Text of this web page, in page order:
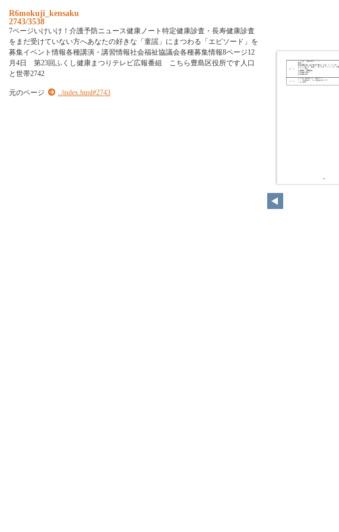
R6mokuji_kensaku
2743/3538
7ページいけいけ！介護予防ニュース健康ノート特定健康診査・長寿健康診査
をまだ受けていない方へあなたの好きな「童謡」にまつわる「エピソード」を
募集イベント情報各種講演・講習情報社会福祉協議会各種募集情報8ページ12
月4日 第23回ふくし健康まつりテレビ広報番組 こちら豊島区役所です人口
と世帯2742
元のページ ../index.html#2743